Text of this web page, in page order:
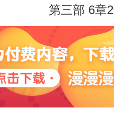
第三部 6章